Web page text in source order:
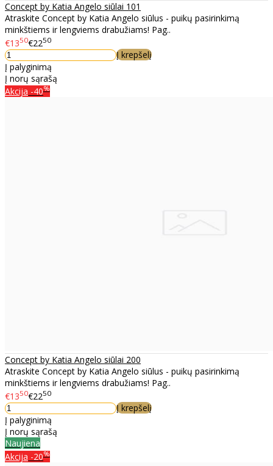
Concept by Katia Angelo siūlai 101
Atraskite Concept by Katia Angelo siūlus - puikų pasirinkimą
minkštiems ir lengviems drabužiams! Pag..
€1350€2250
Į krepšelį
Į palyginimą
Į norų sąrašą
Akcija -40%
Concept by Katia Angelo siūlai 200
Atraskite Concept by Katia Angelo siūlus - puikų pasirinkimą
minkštiems ir lengviems drabužiams! Pag..
€1350€2250
Į krepšelį
Į palyginimą
Į norų sąrašą
Naujiena
Akcija -20%